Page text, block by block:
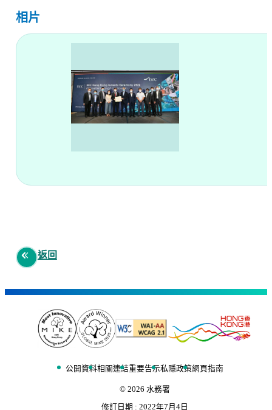
相片
返回
公開資料相關連結重要告示私隱政策網頁指南
© 2026 水務署
修訂日期 : 2022年7月4日